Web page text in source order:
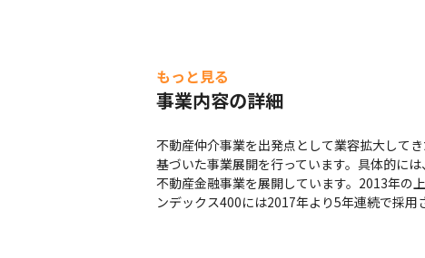
もっと見る
事業内容の詳細
不動産仲介事業を出発点として業容拡大して
基づいた事業展開を行っています。具体的に
不動産金融事業を展開しています。2013年の
ンデックス400には2017年より5年連続で採用